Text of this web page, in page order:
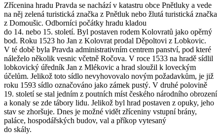
Zřícenina hradu Pravda se nachází v katastru obce Pnětluky a vede
na něj zelená turistická značka z Pnětluk nebo žlutá turistická značka
z Domoušic. Odborníci počátky hradu kladou
do 14. nebo 15. století. Byl postaven rodem Kolovratů jako opěrný
bod. Roku 1523 ho Jan z Kolovrat prodal Děpoltovi z Lobkovic.
V té době byla Pravda administrativním centrem panství, pod které
náleželo několik vesnic včetně Ročova. V roce 1533 na hradě sídlil
lobkovický úředník Jan z Mlékovic a hrad sloužil k loveckým
účelům. Jelikož toto sídlo nevyhovovalo novým požadavkům, je již
roku 1593 sídlo označováno jako zámek pustý. V druhé polovině
19. století se stal jedním z poutních míst českého národního obrození
a konaly se zde tábory lidu. Jelikož byl hrad postaven z opuky, jeho
stav se zhoršuje. Dnes je možné vidět zříceniny vstupní brány,
paláce, hospodářských budov, val a příkop vytesaný
do skály.